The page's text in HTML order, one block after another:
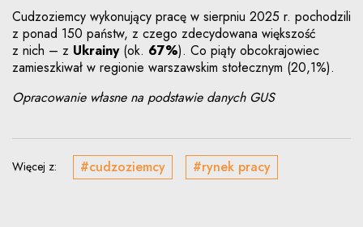
Cudzoziemcy wykonujący pracę w sierpniu 2025 r. pochodzili
z ponad 150 państw, z czego zdecydowana większość
z nich – z Ukrainy(ok. 67%). Co piąty obcokrajowiec
zamieszkiwał w regionie warszawskim stołecznym (20,1%).
Opracowanie własne na podstawie danych GUS
Więcej z: #cudzoziemcy #rynek pracy